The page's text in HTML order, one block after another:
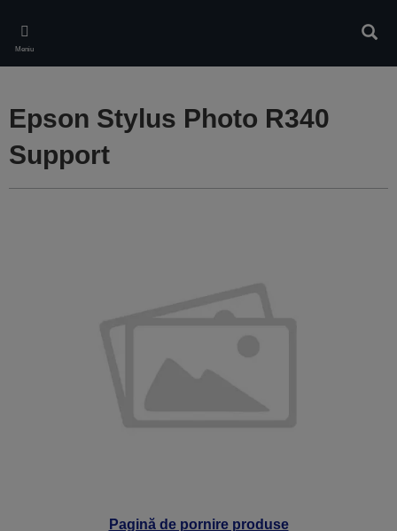
main
content
Meniu
Pagină de pornire produse
Epson Stylus Photo R340
Support